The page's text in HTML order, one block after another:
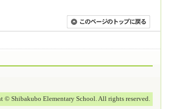
© Shibakubo Elementary School. All rights reserved.